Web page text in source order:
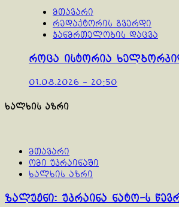
მთავარი
რედაქტორის გვერდი
ჯანმრთელობის დაცვა
როცა ისტორია
01.08.2026 - 20:50
ხალხის აზრი
მთავარი
ომი უკრაინაში
ხალხის აზრი
ზალუჟნი: უკრაინა ნატო-ს